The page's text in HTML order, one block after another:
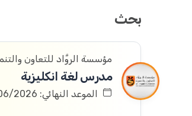
بحث
مؤسسة الروَّاد للتعاون
مدرس لغة انكليزية
الموعد النهائي: 26/06/2026